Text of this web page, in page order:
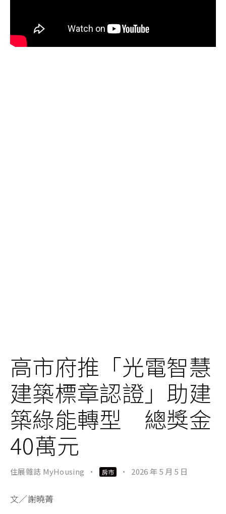
高市府推「光電智慧
建築標章認證」助建
築綠能轉型 總獎金
40萬元
住展雜誌 MyHousing · 房市 · 2026 年 5 月 5 日
文／謝曉菁